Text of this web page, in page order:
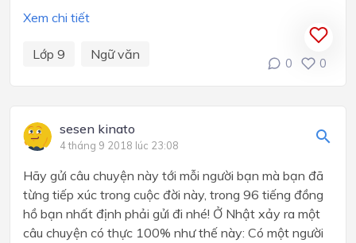
Xem chi tiết
Lớp 9 Ngữ văn
0 0
sesen kinato
4 tháng 9 2018 lúc 23:08
Hãy gửi câu chuyện này tới mỗi người bạn mà bạn đã
từng tiếp xúc trong cuộc đời này, trong 96 tiếng đồng
hồ bạn nhất định phải gửi đi nhé! Ở Nhật xảy ra một
câu chuyện có thực 100% như thế này: Có một người